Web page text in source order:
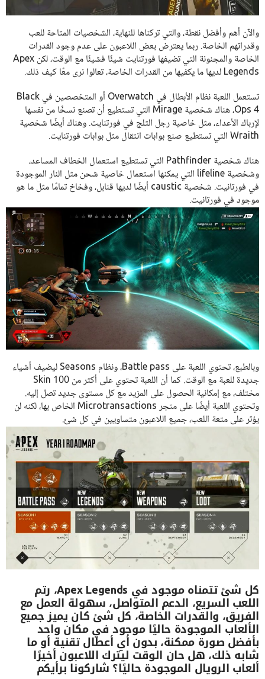
والآن أهم وأفضل نقطة، والتي تركناها للنهاية، الشخصيات المتاحة للعب
وقدراتهم الخاصة. ربما يعترض بعض اللاعبون على عدم وجود القدرات
الخاصة والمجنونة التي تضيفها فورتنايت شيئًا فشيئًا مع الوقت، لكن Apex
Legends لديها ما يكفيها من القدرات الخاصة، تعالوا نرى معًا كيف ذلك.
تستعمل اللعبة نظام الأبطال في Overwatch أو المتخصصين في Black
Ops 4، هناك شخصية Mirage التي تستطيع أن تصنع نسخًا من نفسها
لإرباك الأعداء، مثل خاصية رجل الثلج في فورتنايت. وهناك أيضًا شخصية
Wraith التي تستطيع صنع بوابات انتقال مثل بوابات فورتنايت.
هناك شخصية Pathfinder التي تستطيع استعمال الخطاف المساعد،
وشخصية lifeline التي يمكنها استعمال خاصية شحن مثل النار الموجودة
في فورتانيت. شخصية caustic أيضًا لديها قنابل، وفخاخ تمامًا مثل ما هو
موجود في فورتانيت.
وبالطبع، تحتوي اللعبة على Battle pass، ونظام Seasons ليضيف أشياء
جديدة للعبة مع الوقت. كما أن اللعبة تحتوي على أكثر من 100 Skin
مختلف، مع إمكانية الحصول على المزيد مع كل مستوى جديد تصل إليه.
وتحتوي اللعبة أيضًا على متجر Microtransactions الخاص بها، لكنه لن
يؤثر على متعة اللعب، جميع اللاعبون متساويين في كل شئ.
كل شئ تتمناه موجود في Apex Legends، رتم
اللعب السريع، الدعم المتواصل، سهولة العمل مع
الفريق، والقدرات الخاصة، كل شئ كان يميز جميع
الألعاب الموجودة حاليًا موجود في مكان واحد
بأفضل صورة ممكنة، بدون أي أعطال تقنية أو ما
شابه ذلك، هل حان الوقت ليترك اللاعبون أخيرًا
ألعاب الرويال الموجودة حاليًا؟ شاركونا برأيكم